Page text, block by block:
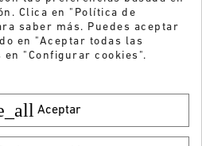
Clica en "Política de
saber más. Puedes aceptar
en "Aceptar todas las
"Configurar cookies".
Aceptar